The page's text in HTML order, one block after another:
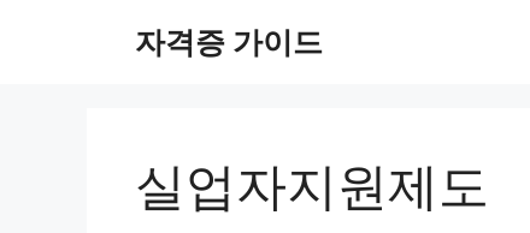
자격증 가이드
실업자지원제도